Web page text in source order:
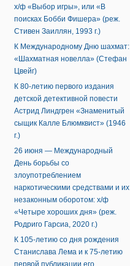
х/ф «Выбор игры», или «В
поисках Бобби Фишера» (реж.
Стивен Заиллян, 1993 г.)
К Международному Дню шахмат:
«Шахматная новелла» (Стефан
Цвейг)
К 80-летию первого издания
детской детективной повести
Астрид Линдгрен «Знаменитый
сыщик Калле Блюмквист» (1946
г.)
26 июня — Международный
День борьбы со
злоупотреблением
наркотическими средствами и их
незаконным оборотом: х/ф
«Четыре хороших дня» (реж.
Родриго Гарсиа, 2020 г.)
К 105-летию со дня рождения
Станислава Лема и к 75-летию